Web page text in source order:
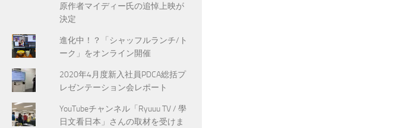
原作者マイディー氏の追悼上映が
決定
進化中！？「シャッフルランチ/ト
ーク」をオンライン開催
2020年4月度新入社員PDCA総括プ
レゼンテーション会レポート
YouTubeチャンネル「Ryuuu TV / 學
日文看日本」さんの取材を受けま